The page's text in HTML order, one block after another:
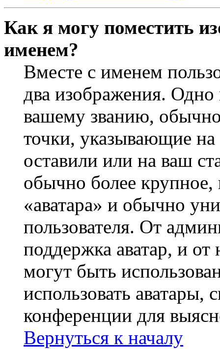
Как я могу поместить
именем?
Вместе с именем
два изображения.
вашему званию, обычно
точки, указывающие
оставили или на ваш
обычно более крупное,
«аватара» и обычно
пользователя. От
поддержка аватар, и от
могут быть
использовать аватары,
конференции для
Вернуться к началу